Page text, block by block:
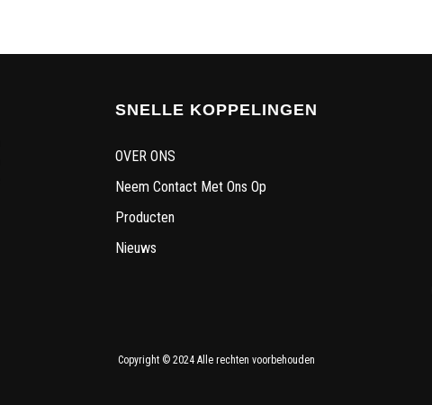
SNELLE KOPPELINGEN
OVER ONS
Neem Contact Met Ons Op
Producten
Nieuws
Copyright © 2024 Alle rechten voorbehouden